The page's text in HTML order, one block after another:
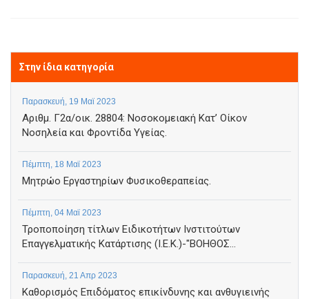
Στην ίδια κατηγορία
Παρασκευή, 19 Μαϊ 2023
Αριθμ. Γ2α/οικ. 28804: Νοσοκομειακή Κατ’ Οίκον
Νοσηλεία και Φροντίδα Υγείας.
Πέμπτη, 18 Μαϊ 2023
Μητρώο Εργαστηρίων Φυσικοθεραπείας.
Πέμπτη, 04 Μαϊ 2023
Τροποποίηση τίτλων Ειδικοτήτων Ινστιτούτων
Επαγγελματικής Κατάρτισης (Ι.Ε.Κ.)-"ΒΟΗΘΟΣ...
Παρασκευή, 21 Απρ 2023
Καθορισμός Επιδόματος επικίνδυνης και ανθυγιεινής